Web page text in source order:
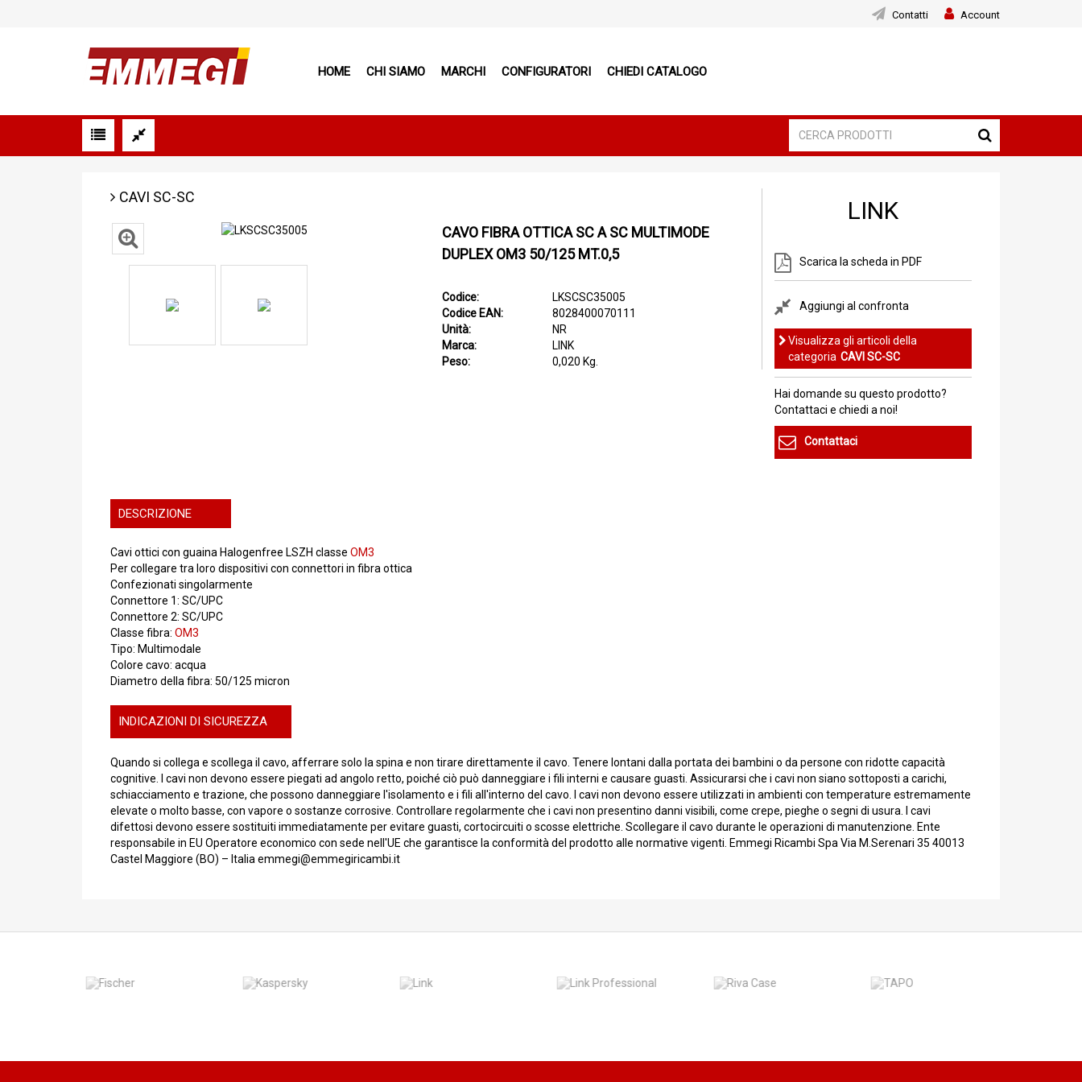
Account
Contatti
HOME CHI SIAMO MARCHI CONFIGURATORI CHIEDI CATALOGO
CAVI SC-SC
CAVO FIBRA OTTICA SC A SC MULTIMODE
DUPLEX OM3 50/125 MT.0,5
Codice:
LKSCSC35005
Codice EAN:
8028400070111
Unità:
NR
Marca:
LINK
Peso:
0,020 Kg.
LINK
Scarica la scheda in PDF
Aggiungi al confronta
Visualizza gli articoli della
categoria CAVI SC-SC
Hai domande su questo prodotto?
Contattaci e chiedi a noi!
Contattaci
DESCRIZIONE
Cavi ottici con guaina Halogenfree LSZH classe OM3
Per collegare tra loro dispositivi con connettori in fibra ottica
Confezionati singolarmente
Connettore 1: SC/UPC
Connettore 2: SC/UPC
Classe fibra: OM3
Tipo: Multimodale
Colore cavo: acqua
Diametro della fibra: 50/125 micron
INDICAZIONI DI SICUREZZA
Quando si collega e scollega il cavo, afferrare solo la spina e non tirare direttamente il cavo. Tenere lontani dalla portata dei bambini o da persone con ridotte capacità
cognitive. I cavi non devono essere piegati ad angolo retto, poiché ciò può danneggiare i fili interni e causare guasti. Assicurarsi che i cavi non siano sottoposti a carichi,
schiacciamento e trazione, che possono danneggiare l'isolamento e i fili all'interno del cavo. I cavi non devono essere utilizzati in ambienti con temperature estremamente
elevate o molto basse, con vapore o sostanze corrosive. Controllare regolarmente che i cavi non presentino danni visibili, come crepe, pieghe o segni di usura. I cavi
difettosi devono essere sostituiti immediatamente per evitare guasti, cortocircuiti o scosse elettriche. Scollegare il cavo durante le operazioni di manutenzione. Ente
responsabile in EU Operatore economico con sede nell'UE che garantisce la conformità del prodotto alle normative vigenti. Emmegi Ricambi Spa Via M.Serenari 35 40013
Castel Maggiore (BO) – Italia emmegi@emmegiricambi.it